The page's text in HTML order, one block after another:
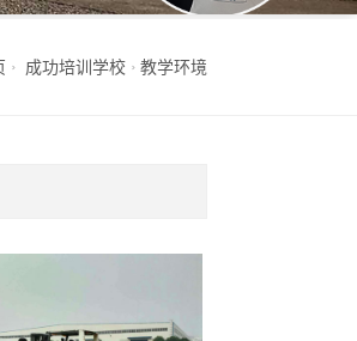
成功培训学校 教学环境